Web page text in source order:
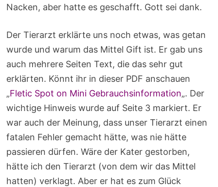
Nacken, aber hatte es geschafft. Gott sei dank.
Der Tierarzt erklärte uns noch etwas, was getan
wurde und warum das Mittel Gift ist. Er gab uns
auch mehrere Seiten Text, die das sehr gut
erklärten. Könnt ihr in dieser PDF anschauen
„Fletic Spot on Mini Gebrauchsinformation„. Der
wichtige Hinweis wurde auf Seite 3 markiert. Er
war auch der Meinung, dass unser Tierarzt einen
fatalen Fehler gemacht hätte, was nie hätte
passieren dürfen. Wäre der Kater gestorben,
hätte ich den Tierarzt (von dem wir das Mittel
hatten) verklagt. Aber er hat es zum Glück